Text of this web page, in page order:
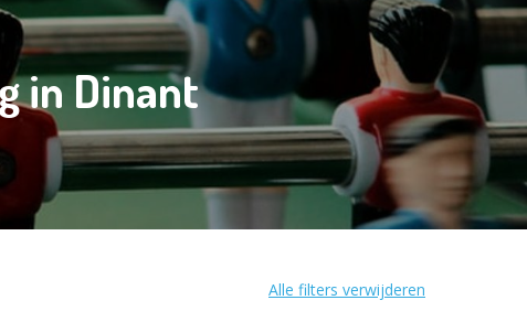
in Dinant
Alle filters verwijderen